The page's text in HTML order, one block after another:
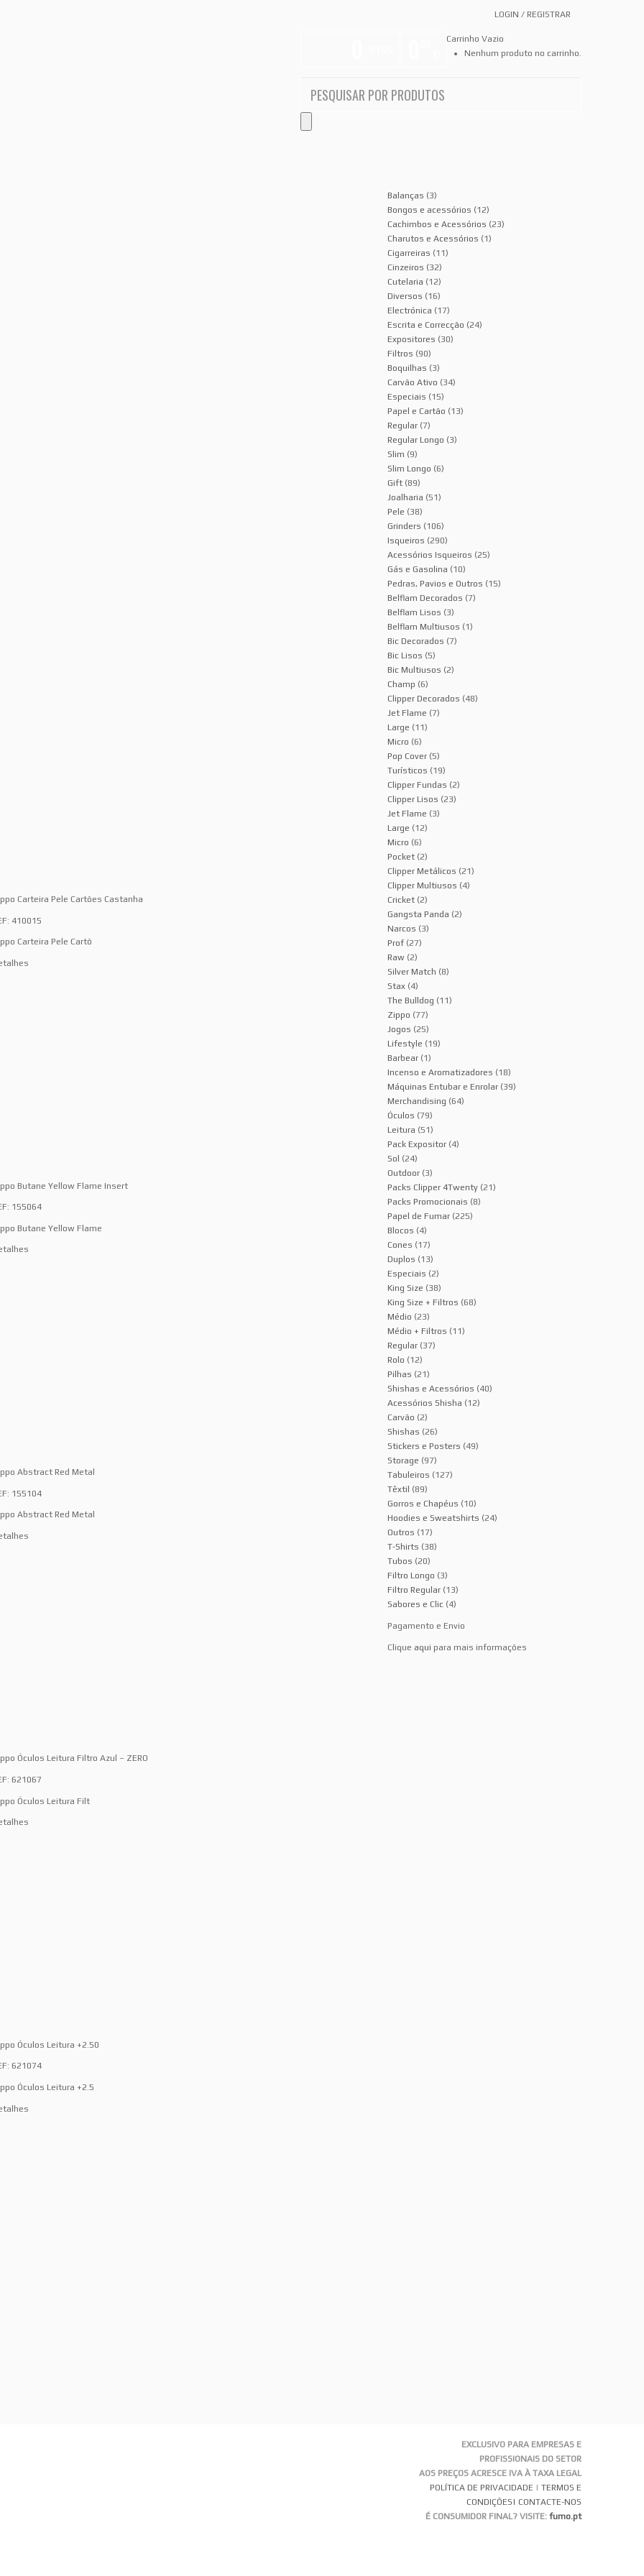
LOGIN / REGISTRAR
Carrinho Vazio
Nenhum produto no carrinho.
Carteira Pele Cartões Castanha
410015
Carteira Pele Cartõ
Butane Yellow Flame Insert
155064
Butane Yellow Flame
Abstract Red Metal
155104
Abstract Red Metal
Óculos Leitura Filtro Azul – ZERO
621067
Óculos Leitura Filt
Óculos Leitura +2.50
621074
Óculos Leitura +2.5
Balanças (3)
Bongos e acessórios (12)
Cachimbos e Acessórios (23)
Charutos e Acessórios (1)
Cigarreiras (11)
Cinzeiros (32)
Cutelaria (12)
Diversos (16)
Electrónica (17)
Escrita e Correcção (24)
Expositores (30)
Filtros (90)
Boquilhas (3)
Carvão Ativo (34)
Especiais (15)
Papel e Cartão (13)
Regular (7)
Regular Longo (3)
Slim (9)
Slim Longo (6)
Gift (89)
Joalharia (51)
Pele (38)
Grinders (106)
Isqueiros (290)
Acessórios Isqueiros (25)
Gás e Gasolina (10)
Pedras, Pavios e Outros (15)
Belflam Decorados (7)
Belflam Lisos (3)
Belflam Multiusos (1)
Bic Decorados (7)
Bic Lisos (5)
Bic Multiusos (2)
Champ (6)
Clipper Decorados (48)
Jet Flame (7)
Large (11)
Micro (6)
Pop Cover (5)
Turísticos (19)
Clipper Fundas (2)
Clipper Lisos (23)
Jet Flame (3)
Large (12)
Micro (6)
Pocket (2)
Clipper Metálicos (21)
Clipper Multiusos (4)
Cricket (2)
Gangsta Panda (2)
Narcos (3)
Prof (27)
Raw (2)
Silver Match (8)
Stax (4)
The Bulldog (11)
Zippo (77)
Jogos (25)
Lifestyle (19)
Barbear (1)
Incenso e Aromatizadores (18)
Máquinas Entubar e Enrolar (39)
Merchandising (64)
Óculos (79)
Leitura (51)
Pack Expositor (4)
Sol (24)
Outdoor (3)
Packs Clipper 4Twenty (21)
Packs Promocionais (8)
Papel de Fumar (225)
Blocos (4)
Cones (17)
Duplos (13)
Especiais (2)
King Size (38)
King Size + Filtros (68)
Médio (23)
Médio + Filtros (11)
Regular (37)
Rolo (12)
Pilhas (21)
Shishas e Acessórios (40)
Acessórios Shisha (12)
Carvão (2)
Shishas (26)
Stickers e Posters (49)
Storage (97)
Tabuleiros (127)
Têxtil (89)
Gorros e Chapéus (10)
Hoodies e Sweatshirts (24)
Outros (17)
T-Shirts (38)
Tubos (20)
Filtro Longo (3)
Filtro Regular (13)
Sabores e Clic (4)
Pagamento e Envio
Clique aqui para mais informações
EXCLUSIVO PARA EMPRESAS E
PROFISSIONAIS DO SETOR
AOS PREÇOS ACRESCE IVA À TAXA LEGAL
POLÍTICA DE PRIVACIDADE | TERMOS E
CONDIÇÕES| CONTACTE-NOS
É CONSUMIDOR FINAL? VISITE: fumo.pt